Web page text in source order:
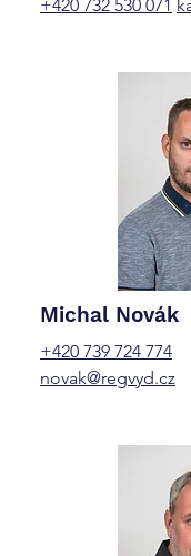
+420 732 530 071
Michal Novák
+420 739 724 774
novak@regvyd.cz